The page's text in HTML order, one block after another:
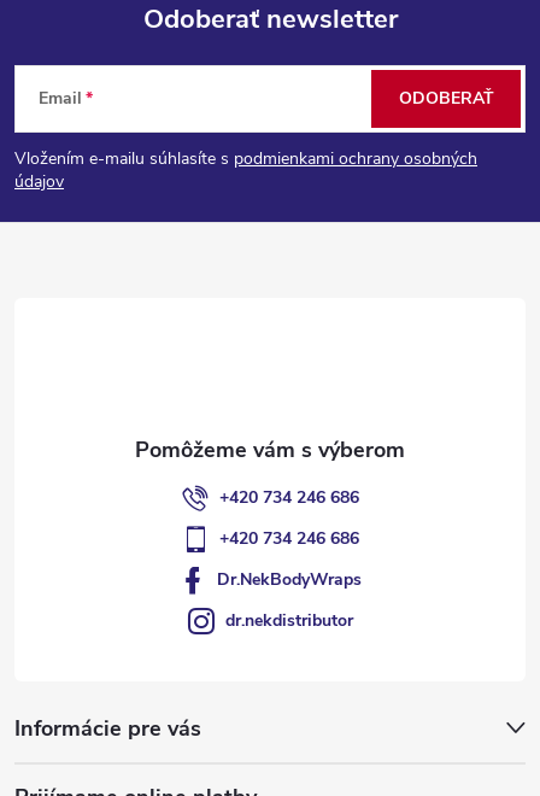
Z
á
p
Odoberať newsletter
Email
Vložením e-mailu súhlasíte s podmienkami ochrany osobných
údajov
ODOBERAŤ
+420 734 246 686
+420 734 246 686
Dr.NekBodyWraps
dr.nekdistributor
Informácie pre vás